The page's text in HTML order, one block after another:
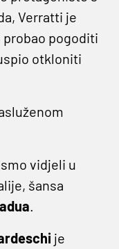
Verratti je
probao pogoditi
otkloniti
vidjeli u
šansa
.
je